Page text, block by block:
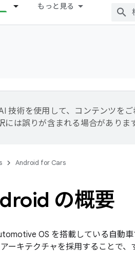
もっと見る
技術を使用して、コンテンツをご
は誤りが含まれる場合があります
Android for Cars
の概要
OS を搭載している自動
ーキテクチャを採用することで